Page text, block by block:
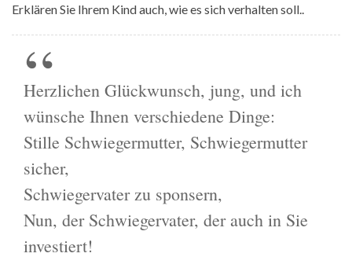
Erklären Sie Ihrem Kind auch, wie es sich verhalten soll..
Herzlichen Glückwunsch, jung, und ich
wünsche Ihnen verschiedene Dinge:
Stille Schwiegermutter, Schwiegermutter
sicher,
Schwiegervater zu sponsern,
Nun, der Schwiegervater, der auch in Sie
investiert!